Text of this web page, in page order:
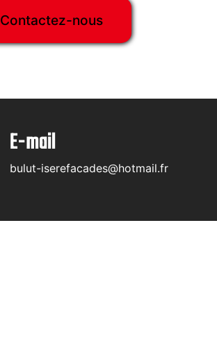
Contactez-nous
E-mail
bulut-iserefacades@hotmail.fr